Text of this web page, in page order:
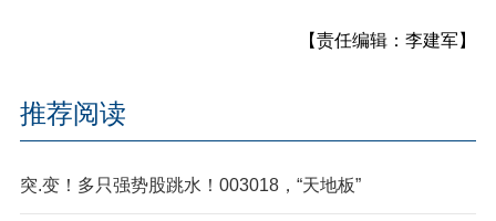
【责任编辑：李建军】
推荐阅读
突.变！多只强势股跳水！003018，“天地板”